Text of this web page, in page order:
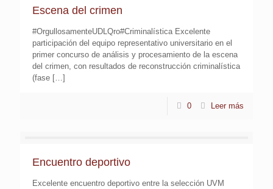
Escena del crimen
#OrgullosamenteUDLQro#Criminalística Excelente
participación del equipo representativo universitario en el
primer concurso de análisis y procesamiento de la escena
del crimen, con resultados de reconstrucción criminalística
(fase […]
0 Leer más
Encuentro deportivo
Excelente encuentro deportivo entre la selección UVM